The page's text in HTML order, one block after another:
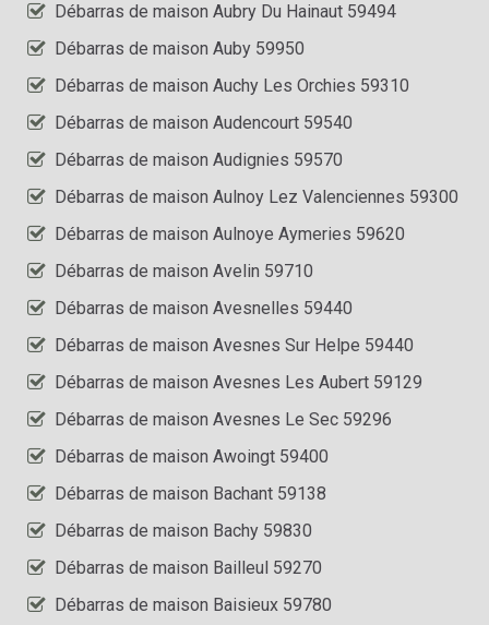
Débarras de maison Aubry Du Hainaut 59494
Débarras de maison Auby 59950
Débarras de maison Auchy Les Orchies 59310
Débarras de maison Audencourt 59540
Débarras de maison Audignies 59570
Débarras de maison Aulnoy Lez Valenciennes 59300
Débarras de maison Aulnoye Aymeries 59620
Débarras de maison Avelin 59710
Débarras de maison Avesnelles 59440
Débarras de maison Avesnes Sur Helpe 59440
Débarras de maison Avesnes Les Aubert 59129
Débarras de maison Avesnes Le Sec 59296
Débarras de maison Awoingt 59400
Débarras de maison Bachant 59138
Débarras de maison Bachy 59830
Débarras de maison Bailleul 59270
Débarras de maison Baisieux 59780